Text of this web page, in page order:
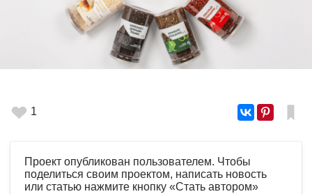
1
Проект опубликован пользователем. Чтобы
поделиться своим проектом, написать новость
или статью нажмите кнопку «Стать автором»